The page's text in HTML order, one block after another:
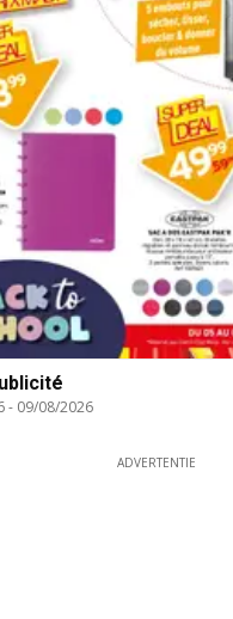
- 09/08/2026
ADVERTENTIE